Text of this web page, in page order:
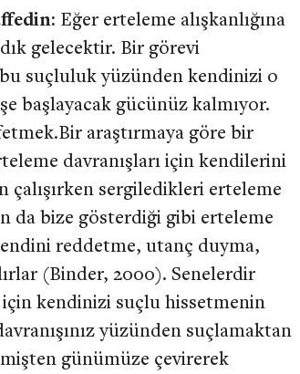
Eğer erteleme alışkanlığına
gelecektir. Bir görevi
suçluluk yüzünden kendinizi o
başlayacak gücünüz kalmıyor.
araştırmaya göre bir
davranışları için kendilerini
çalışırken sergiledikleri erteleme
da bize gösterdiği gibi erteleme
reddetme, utanç duyma,
(Binder, 2000). Senelerdir
kendinizi suçlu hissetmenin
yüzünden suçlamaktan
günümüze çevirerek